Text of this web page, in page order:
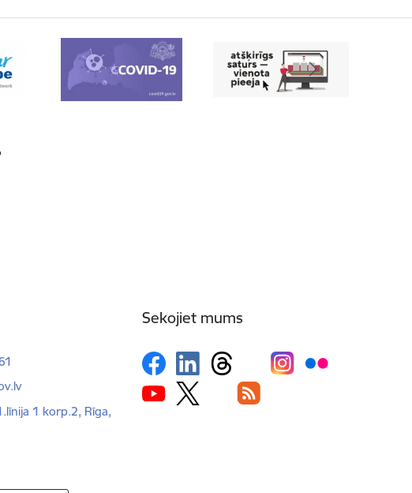
1 korp.2, Rīga,
Sekojiet mums